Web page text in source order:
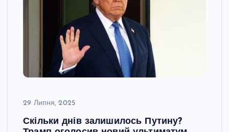
29 Липня, 2025
Скільки днів залишилось Путину?